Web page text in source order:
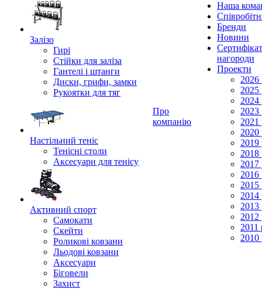
Залізо
Гирі
Стійки для заліза
Гантелі і штанги
Диски, грифи, замки
Рукоятки для тяг
Настільний теніс
Тенісні столи
Аксесуари для тенісу
Активний спорт
Самокати
Скейти
Роликові ковзани
Льодові ковзани
Аксесуари
Біговели
Захист
Про
компанію
Наша
Бренди
Новини
нагороди
Проекти
2026
2025
2024
2023
2021
2020
2019
2018
2017
2016
2015
2014
2013
2012
2011
2010